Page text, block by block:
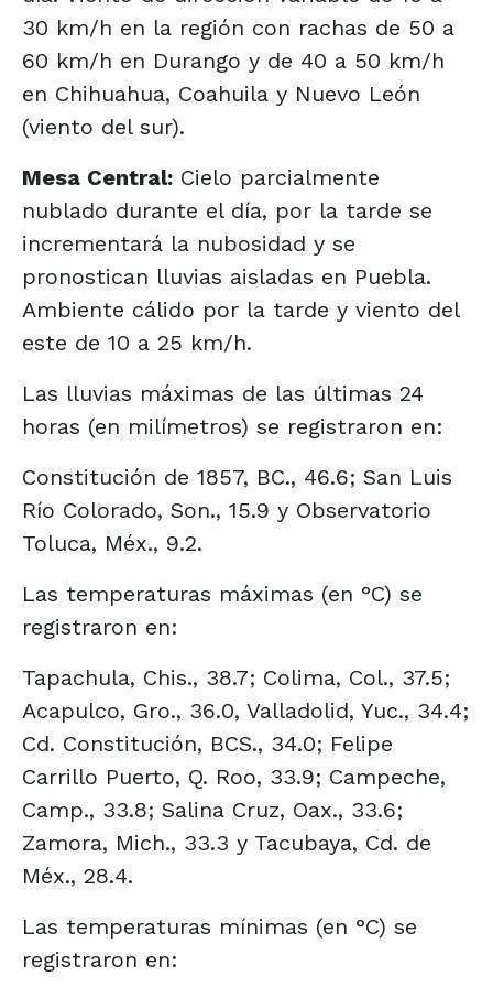
30 km/h en la región con rachas de 50 a
60 km/h en Durango y de 40 a 50 km/h
en Chihuahua, Coahuila y Nuevo León
(viento del sur).
Mesa Central: Cielo parcialmente
nublado durante el día, por la tarde se
incrementará la nubosidad y se
pronostican lluvias aisladas en Puebla.
Ambiente cálido por la tarde y viento del
este de 10 a 25 km/h.
Las lluvias máximas de las últimas 24
horas (en milímetros) se registraron en:
Constitución de 1857, BC., 46.6; San Luis
Río Colorado, Son., 15.9 y Observatorio
Toluca, Méx., 9.2.
Las temperaturas máximas (en °C) se
registraron en:
Tapachula, Chis., 38.7; Colima, Col., 37.5;
Acapulco, Gro., 36.0, Valladolid, Yuc., 34.4;
Cd. Constitución, BCS., 34.0; Felipe
Carrillo Puerto, Q. Roo, 33.9; Campeche,
Camp., 33.8; Salina Cruz, Oax., 33.6;
Zamora, Mich., 33.3 y Tacubaya, Cd. de
Méx., 28.4.
Las temperaturas mínimas (en °C) se
registraron en: